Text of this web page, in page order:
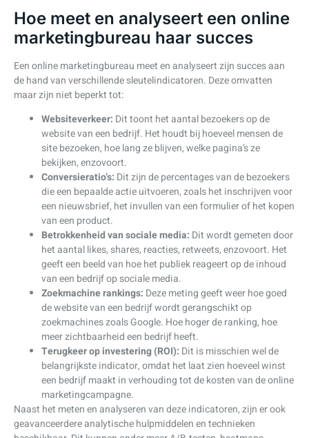
Hoe meet en analyseert een online
marketingbureau haar succes
Een online marketingbureau meet en analyseert zijn succes aan
de hand van verschillende sleutelindicatoren. Deze omvatten
maar zijn niet beperkt tot:
Websiteverkeer: Dit toont het aantal bezoekers op de
website van een bedrijf. Het houdt bij hoeveel mensen de
site bezoeken, hoe lang ze blijven, welke pagina’s ze
bekijken, enzovoort.
Conversieratio’s: Dit zijn de percentages van de bezoekers
die een bepaalde actie uitvoeren, zoals het inschrijven voor
een nieuwsbrief, het invullen van een formulier of het kopen
van een product.
Betrokkenheid van sociale media: Dit wordt gemeten door
het aantal likes, shares, reacties, retweets, enzovoort. Het
geeft een beeld van hoe het publiek reageert op de inhoud
van een bedrijf op sociale media.
Zoekmachine rankings: Deze meting geeft weer hoe goed
de website van een bedrijf wordt gerangschikt op
zoekmachines zoals Google. Hoe hoger de ranking, hoe
meer zichtbaarheid een bedrijf heeft.
Terugkeer op investering (ROI): Dit is misschien wel de
belangrijkste indicator, omdat het laat zien hoeveel winst
een bedrijf maakt in verhouding tot de kosten van de online
marketingcampagne.
Naast het meten en analyseren van deze indicatoren, zijn er ook
geavanceerdere analytische hulpmiddelen en technieken